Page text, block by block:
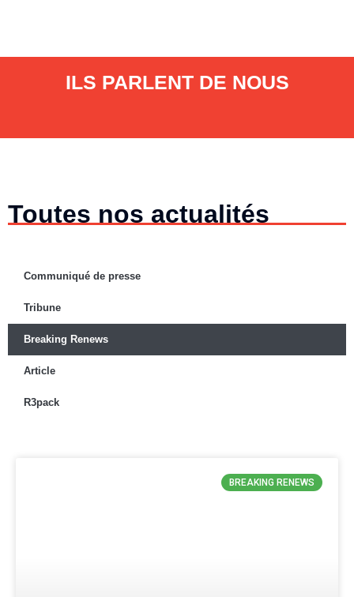
ILS PARLENT DE NOUS
Toutes nos actualités
Communiqué de presse
Tribune
Breaking Renews
Article
R3pack
BREAKING RENEWS